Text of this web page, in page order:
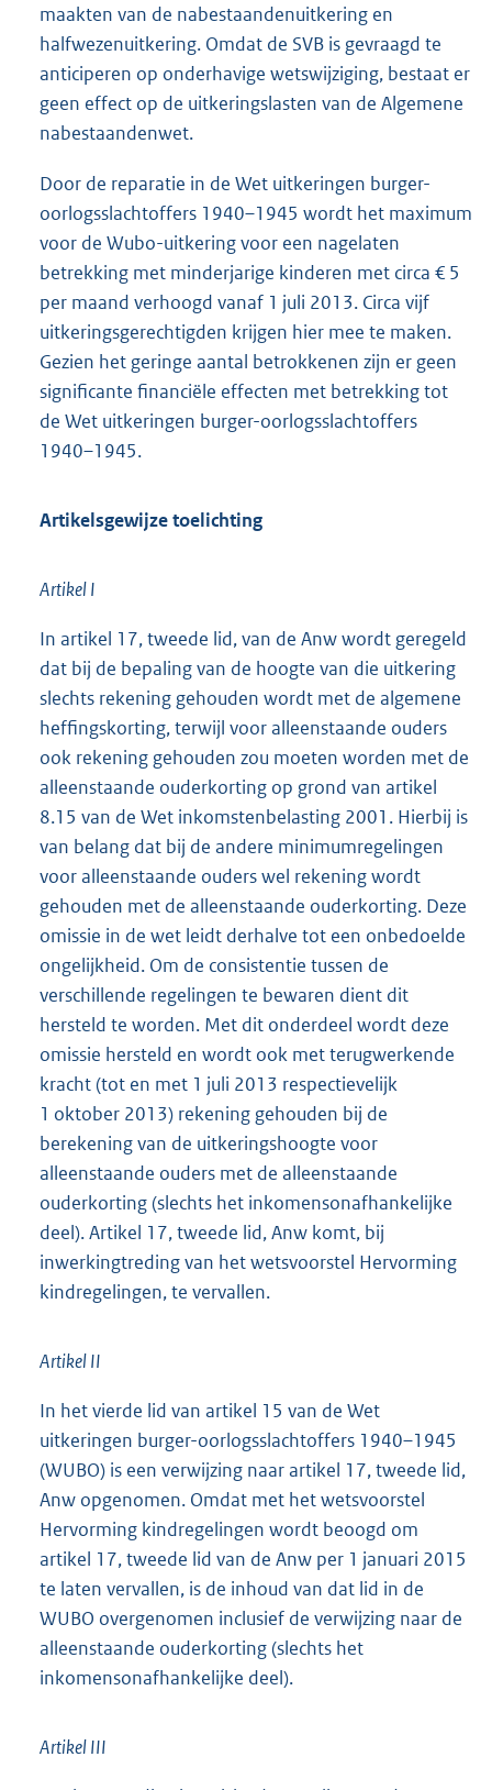
maakten van de nabestaandenuitkering en
halfwezenuitkering. Omdat de SVB is gevraagd te
anticiperen op onderhavige wetswijziging, bestaat er
geen effect op de uitkeringslasten van de Algemene
nabestaandenwet.
Door de reparatie in de Wet uitkeringen burger-
oorlogsslachtoffers 1940–1945 wordt het maximum
voor de Wubo-uitkering voor een nagelaten
betrekking met minderjarige kinderen met circa € 5
per maand verhoogd vanaf 1 juli 2013. Circa vijf
uitkeringsgerechtigden krijgen hier mee te maken.
Gezien het geringe aantal betrokkenen zijn er geen
significante financiële effecten met betrekking tot
de Wet uitkeringen burger-oorlogsslachtoffers
1940–1945.
Artikelsgewijze toelichting
Artikel I
In artikel 17, tweede lid, van de Anw wordt geregeld
dat bij de bepaling van de hoogte van die uitkering
slechts rekening gehouden wordt met de algemene
heffingskorting, terwijl voor alleenstaande ouders
ook rekening gehouden zou moeten worden met de
alleenstaande ouderkorting op grond van artikel
8.15 van de Wet inkomstenbelasting 2001. Hierbij is
van belang dat bij de andere minimumregelingen
voor alleenstaande ouders wel rekening wordt
gehouden met de alleenstaande ouderkorting. Deze
omissie in de wet leidt derhalve tot een onbedoelde
ongelijkheid. Om de consistentie tussen de
verschillende regelingen te bewaren dient dit
hersteld te worden. Met dit onderdeel wordt deze
omissie hersteld en wordt ook met terugwerkende
kracht (tot en met 1 juli 2013 respectievelijk
1 oktober 2013) rekening gehouden bij de
berekening van de uitkeringshoogte voor
alleenstaande ouders met de alleenstaande
ouderkorting (slechts het inkomensonafhankelijke
deel). Artikel 17, tweede lid, Anw komt, bij
inwerkingtreding van het wetsvoorstel Hervorming
kindregelingen, te vervallen.
Artikel II
In het vierde lid van artikel 15 van de Wet
uitkeringen burger-oorlogsslachtoffers 1940–1945
(WUBO) is een verwijzing naar artikel 17, tweede lid,
Anw opgenomen. Omdat met het wetsvoorstel
Hervorming kindregelingen wordt beoogd om
artikel 17, tweede lid van de Anw per 1 januari 2015
te laten vervallen, is de inhoud van dat lid in de
WUBO overgenomen inclusief de verwijzing naar de
alleenstaande ouderkorting (slechts het
inkomensonafhankelijke deel).
Artikel III